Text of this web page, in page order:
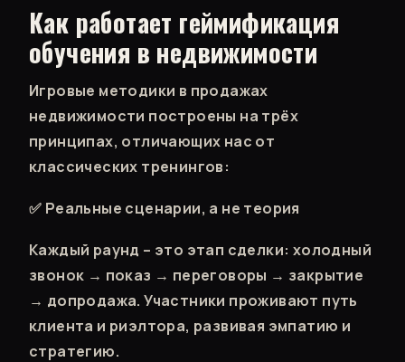
Как работает геймификация
обучения в недвижимости
Игровые методики в продажах
недвижимости построены на трёх
принципах, отличающих нас от
классических тренингов:
✅ Реальные сценарии, а не теория
Каждый раунд – это этап сделки: холодный
звонок → показ → переговоры → закрытие
→ допродажа. Участники проживают путь
клиента и риэлтора, развивая эмпатию и
стратегию.